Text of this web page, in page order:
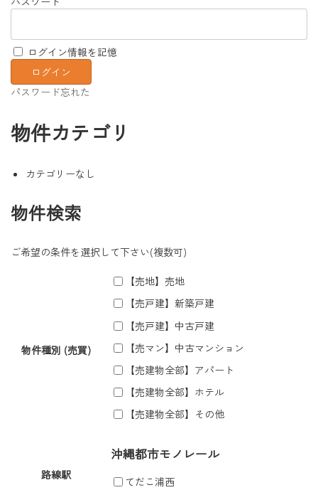
ログイン情報を記憶
パスワード忘れた
物件カテゴリ
カテゴリーなし
物件検索
ご希望の条件を選択して下さい(複数可)
物件種別 (売買)
【売地】売地
【売戸建】新築戸建
【売戸建】中古戸建
【売マン】中古マンション
【売建物全部】アパート
【売建物全部】ホテル
【売建物全部】その他
路線駅
沖縄都市モノレール
てだこ浦西